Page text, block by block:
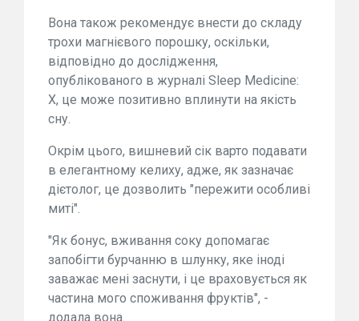
Вона також рекомендує внести до складу
трохи магнієвого порошку, оскільки,
відповідно до дослідження,
опублікованого в журналі Sleep Medicine:
X, це може позитивно вплинути на якість
сну.
Окрім цього, вишневий сік варто подавати
в елегантному келиху, адже, як зазначає
дієтолог, це дозволить "пережити особливі
миті".
"Як бонус, вживання соку допомагає
запобігти бурчанню в шлунку, яке іноді
заважає мені заснути, і це враховується як
частина мого споживання фруктів", -
додала вона.